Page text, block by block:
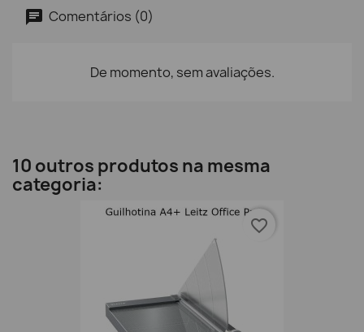
Comentários (0)
De momento, sem avaliações.
10 outros produtos na mesma
categoria:
favorite_border